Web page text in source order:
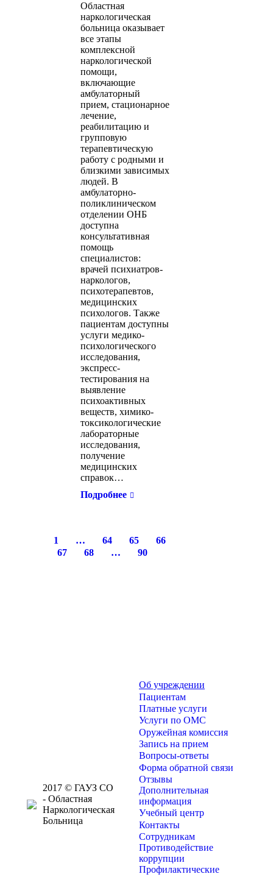
Областная
наркологическая
больница оказывает
все этапы
комплексной
наркологической
помощи,
включающие
амбулаторный
прием, стационарное
лечение,
реабилитацию и
групповую
терапевтическую
работу с родными и
близкими зависимых
людей. В
амбулаторно-
поликлиническом
отделении ОНБ
доступна
консультативная
помощь
специалистов:
врачей психиатров-
наркологов,
психотерапевтов,
медицинских
психологов. Также
пациентам доступны
услуги медико-
психологического
исследования,
экспресс-
тестирования на
выявление
психоактивных
веществ, химико-
токсикологические
лабораторные
исследования,
получение
медицинских
справок…
Подробнее
1 … 64 65
66
67
68 … 90
2017 © ГАУЗ СО
- Областная
Наркологическая
Больница
Об учреждении
Пациентам
Платные услуги
Услуги по ОМС
Оружейная комиссия
Запись на прием
Вопросы-ответы
Форма обратной связи
Отзывы
Дополнительная
информация
Учебный центр
Контакты
Сотрудникам
Противодействие
коррупции
Профилактические